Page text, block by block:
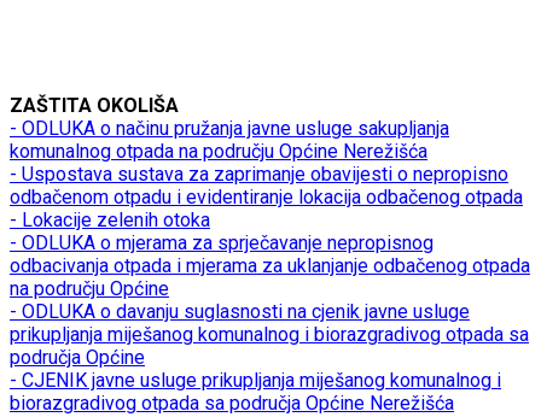
ZAŠTITA OKOLIŠA
- ODLUKA o načinu pružanja javne usluge sakupljanja
komunalnog otpada na području Općine Nerežišća
- Uspostava sustava za zaprimanje obavijesti o nepropisno
odbačenom otpadu i evidentiranje lokacija odbačenog otpada
- Lokacije zelenih otoka
- ODLUKA o mjerama za sprječavanje nepropisnog
odbacivanja otpada i mjerama za uklanjanje odbačenog otpada
na području Općine
- ODLUKA o davanju suglasnosti na cjenik javne usluge
prikupljanja miješanog komunalnog i biorazgradivog otpada sa
područja Općine
- CJENIK javne usluge prikupljanja miješanog komunalnog i
biorazgradivog otpada sa područja Općine Nerežišća